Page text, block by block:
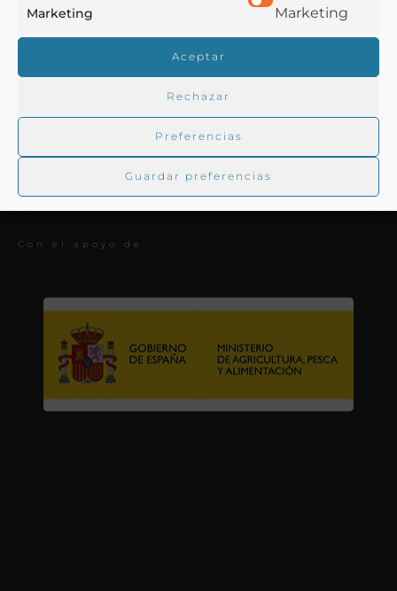
Marketing Marketing
Aceptar
Rechazar
Preferencias
Guardar preferencias
Real Academia de Gastronomía
Trabajamos para difundir y proteger la cultura
La RAG
Con el apoyo de: